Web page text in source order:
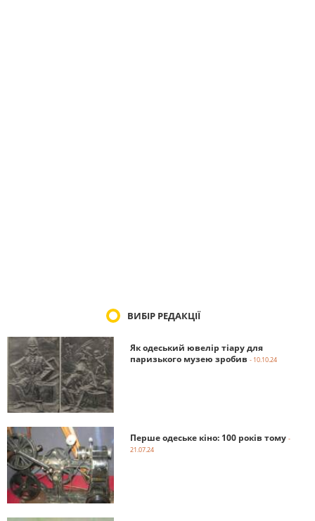
ВИБІР РЕДАКЦІЇ
Як одеський ювелір тіару для
паризького музею зробив - 10.10.24
Перше одеське кіно: 100 років тому -
21.07.24